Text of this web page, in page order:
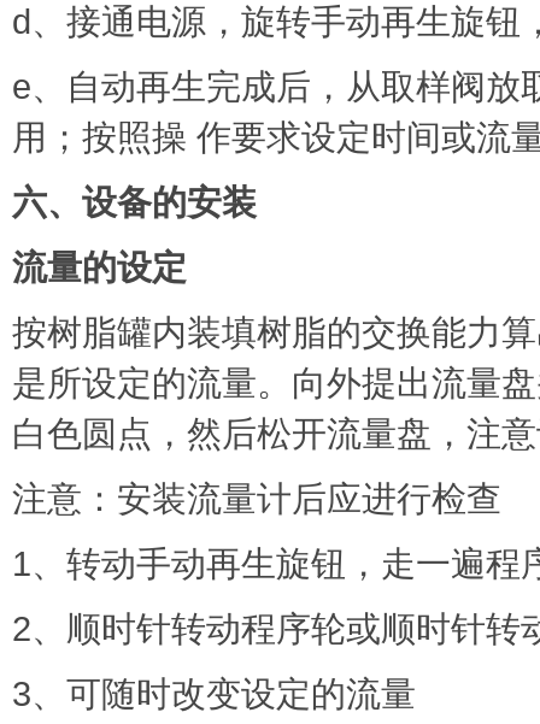
d、接通电源，旋转手动再生旋钮
e、自动再生完成后，从取样阀
用；按照操 作要求设定时间或流
六、设备的安装
流量的设定
按树脂罐内装填树脂的交换能力
是所设定的流量。向外提出流量
白色圆点，然后松开流量盘，注
注意：安装流量计后应进行检查
1、转动手动再生旋钮，走一遍程
2、顺时针转动程序轮或顺时针
3、可随时改变设定的流量